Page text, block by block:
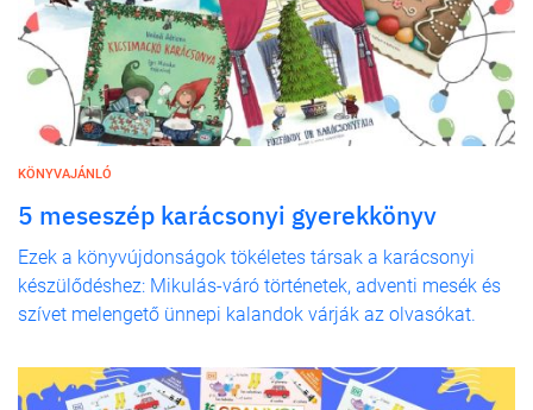
KÖNYVAJÁNLÓ
5 meseszép karácsonyi gyerekkönyv
Ezek a könyvújdonságok tökéletes társak a karácsonyi
készülődéshez: Mikulás-váró történetek, adventi mesék és
szívet melengető ünnepi kalandok várják az olvasókat.